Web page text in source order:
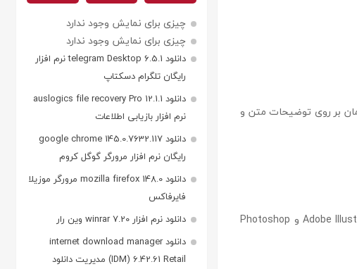
بر روی توضیحات متن و
باز کردن بیش از 30 نوع فایل در مرورگر شما شامل ویدئو های با کیفیت بالا، Adobe Illustrator و Photoshop
چیزی برای نمایش وجود ندارد
چیزی برای نمایش وجود ندارد
دانلود telegram Desktop 6.5.1 نرم افزار
رایگان تلگرام دسکتاپ
دانلود auslogics file recovery Pro 12.1.1
نرم افزار بازیابی اطلاعات
دانلود google chrome 145.0.7632.117
رایگان نرم افزار مرورگر گوگل کروم
دانلود mozilla firefox 148.0 مرورگر موزیلا
فایرفاکس
دانلود نرم افزار winrar 7.20 وین رار
دانلود internet download manager
(IDM) 6.42.61 Retail مدیریت دانلود